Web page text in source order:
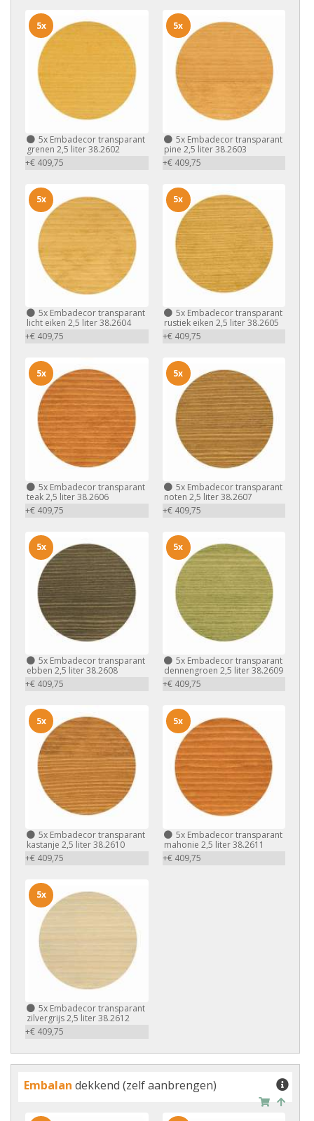
5x Embadecor transparant
grenen 2,5 liter 38.2602
+€ 409,75
5x
5xEmbadecor transparant
pine 2,5 liter 38.2603
+€ 409,75
5x
5x Embadecor transparant
licht eiken 2,5 liter 38.2604
+€ 409,75
5x
5xEmbadecor transparant
rustiek eiken 2,5 liter 38.2605
+€ 409,75
5x
5x Embadecor transparant
teak 2,5 liter 38.2606
+€ 409,75
5x
5xEmbadecor transparant
noten 2,5 liter 38.2607
+€ 409,75
5x
5x Embadecor transparant
ebben 2,5 liter 38.2608
+€ 409,75
5x
5xEmbadecor transparant
dennengroen 2,5 liter 38.2609
+€ 409,75
5x
5x Embadecor transparant
kastanje 2,5 liter 38.2610
+€ 409,75
5x
5xEmbadecor transparant
mahonie 2,5 liter 38.2611
+€ 409,75
5x
5x Embadecor transparant
zilvergrijs 2,5 liter 38.2612
+€ 409,75
5x
Embalan dekkend (zelf aanbrengen)